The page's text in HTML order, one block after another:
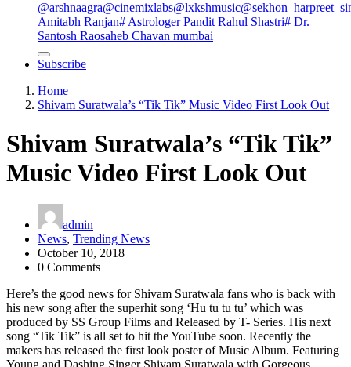
@arshnaagra@cinemixlabs@lxkshmusic
Amitabh Ranjan# Astrologer Pandit Rahul Shastri# Dr.
Santosh Raosaheb Chavan mumbai
Subscribe
Home
Shivam Suratwala’s “Tik Tik” Music Video First Look Out
Shivam Suratwala’s “Tik Tik”
Music Video First Look Out
admin
News, Trending News
October 10, 2018
0 Comments
Here’s the good news for Shivam Suratwala fans who is back with
his new song after the superhit song ‘Hu tu tu tu’ which was
produced by SS Group Films and Released by T- Series. His next
song “Tik Tik” is all set to hit the YouTube soon. Recently the
makers has released the first look poster of Music Album. Featuring